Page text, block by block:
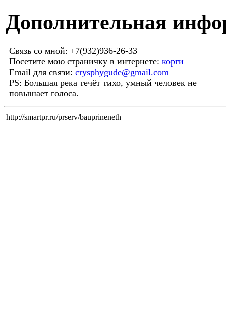
Дополнительная
Связь со мной: +7(932)936-26-33
Посетите мою страничку в интернете: корги
Email для связи: crysphygude@gmail.com
PS: Большая река течёт тихо, умный человек не
повышает голоса.
http://smartpr.ru/prserv/bauprineneth